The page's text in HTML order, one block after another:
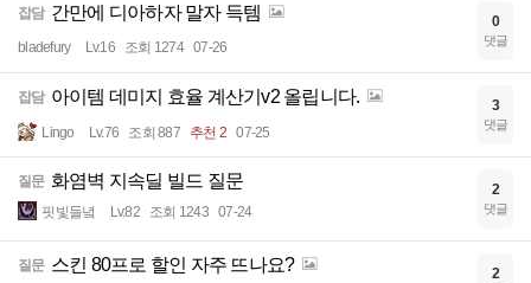
잡담 간만에 디아하자 말자 득템
bladefury Lv.16 조회 1274 07-26
0
댓글
잡담 아이템 데미지 효율 계산기v2 올립니다.
Lingo Lv.76 조회 887 추천 2 07-25
3
댓글
질문 화염벽 지속딜 빌드 질문
핏빛들녘 Lv.82 조회 1243 07-24
2
댓글
질문 스킨 80프로 할인 자주 뜨나요? 2